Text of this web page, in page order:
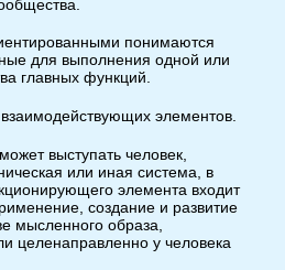
понимаются
для выполнения одной или
главных функций.
элементов.
выступать человек,
или иная система, в
элемента входит
создание и развитие
мысленного образа,
целенаправленно у человека